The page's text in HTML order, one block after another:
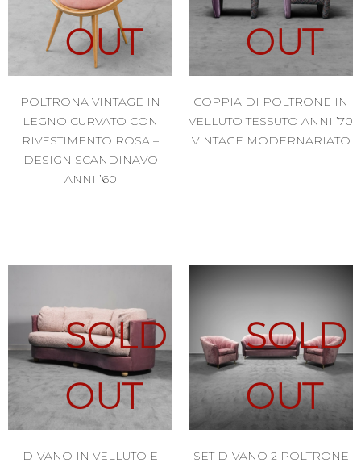
OUT
POLTRONA VINTAGE IN
LEGNO CURVATO CON
RIVESTIMENTO ROSA –
DESIGN SCANDINAVO
ANNI ’60
OUT
COPPIA DI POLTRONE IN
VELLUTO TESSUTO ANNI ’70
VINTAGE MODERNARIATO
SOLD
OUT
DIVANO IN VELLUTO E
SOLD
OUT
SET DIVANO 2 POLTRONE